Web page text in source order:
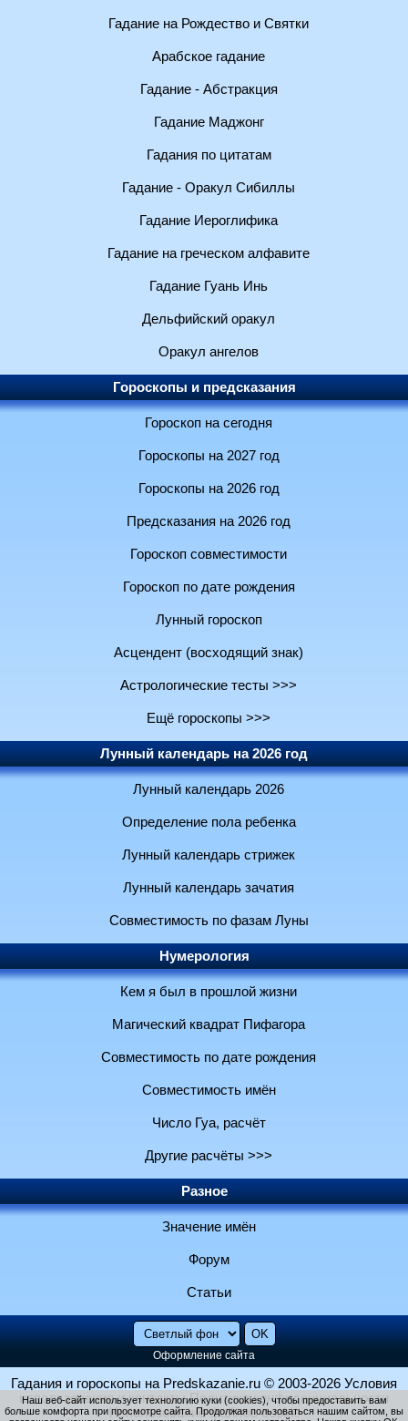
Гадание на Рождество и Святки
Арабское гадание
Гадание - Абстракция
Гадание Маджонг
Гадания по цитатам
Гадание - Оракул Сибиллы
Гадание Иероглифика
Гадание на греческом алфавите
Гадание Гуань Инь
Дельфийский оракул
Оракул ангелов
Гороскопы и предсказания
Гороскоп на сегодня
Гороскопы на 2027 год
Гороскопы на 2026 год
Предсказания на 2026 год
Гороскоп совместимости
Гороскоп по дате рождения
Лунный гороскоп
Асцендент (восходящий знак)
Астрологические тесты >>>
Ещё гороскопы >>>
Лунный календарь на 2026 год
Лунный календарь 2026
Определение пола ребенка
Лунный календарь стрижек
Лунный календарь зачатия
Совместимость по фазам Луны
Нумерология
Кем я был в прошлой жизни
Магический квадрат Пифагора
Совместимость по дате рождения
Совместимость имён
Число Гуа, расчёт
Другие расчёты >>>
Разное
Значение имён
Форум
Статьи
Оформление сайта
Гадания и гороскопы на Predskazanie.ru © 2003-2026 Условия
использования и контакты Политика конфиденциальности
Использование файлов cookie
Наш веб-сайт использует технологию куки (cookies), чтобы предоставить вам
больше комфорта при просмотре сайта. Продолжая пользоваться нашим сайтом, вы